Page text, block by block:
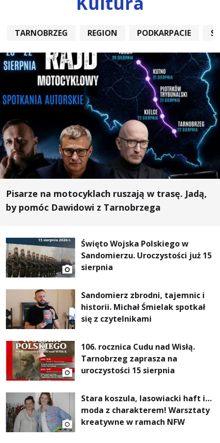
TARNOBRZEG REGION PODKARPACIE
Pisarze na motocyklach ruszają w trasę. Jadą,
by pomóc Dawidowi z Tarnobrzega
Święto Wojska Polskiego w
Sandomierzu. Uroczystości już 15
sierpnia
Sandomierz zbrodni, tajemnic i
historii. Michał Śmielak spotkał
się z czytelnikami
106. rocznica Cudu nad Wisłą.
Tarnobrzeg zaprasza na
uroczystości 15 sierpnia
Stara koszula, lasowiacki haft i…
moda z charakterem! Warsztaty
kreatywne w ramach NFW